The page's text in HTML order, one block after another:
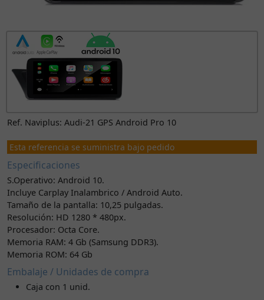
Ref. Naviplus: Audi-21 GPS Android Pro 10
Esta referencia se suministra bajo pedido
Especificaciones
S.Operativo: Android 10.
Incluye Carplay Inalambrico / Android Auto.
Tamaño de la pantalla: 10,25 pulgadas.
Resolución: HD 1280 * 480px.
Procesador: Octa Core.
Memoria RAM: 4 Gb (Samsung DDR3).
Memoria ROM: 64 Gb
Embalaje / Unidades de compra
Caja con 1 unid.